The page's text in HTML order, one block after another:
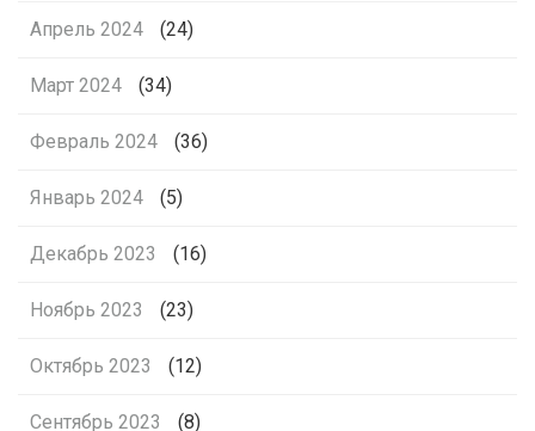
Апрель 2024 (24)
Март 2024 (34)
Февраль 2024 (36)
Январь 2024 (5)
Декабрь 2023 (16)
Ноябрь 2023 (23)
Октябрь 2023 (12)
Сентябрь 2023 (8)